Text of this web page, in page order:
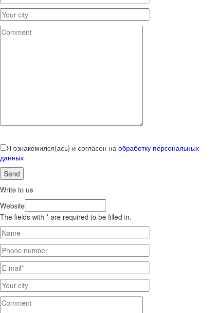
Я ознакомился(ась) и согласен на обработку персональных
данных
Write to us
Website
The fields with * are required to be filled in.